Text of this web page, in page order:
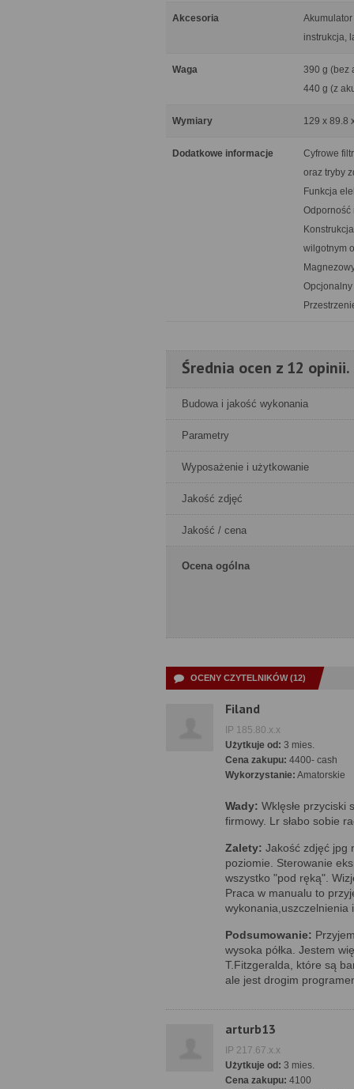
Akcesoria
instrukcja,
Waga
390 g (bez
440 g (z
Wymiary 129 x 89.8
Dodatkowe informacje
Cyfrowe
oraz tryby
Funkcja
Odporność
wilgotnym
Opcjonalny
Średnia ocen z 12 opinii.
Budowa i jakość wykonania
Parametry
Wyposażenie i użytkowanie
Jakość zdjęć
Jakość / cena
Ocena ogólna
OCENY CZYTELNIKÓW (12)
Filand
IP 185.80.x.x
Użytkuje od: 3 mies.
Cena zakupu: 4400- cash
Wykorzystanie: Amatorskie
Wady: Wklęsłe przyciski
firmowy. Lr słabo sobie
Zalety: Jakość zdjęć jpg
poziomie. Sterowanie
wszystko "pod ręką".
Praca w manualu to
wykonania,uszczelnienia
Podsumowanie:
wysoka półka. Jestem
T.Fitzgeralda, które są
ale jest drogim
arturb13
IP 217.67.x.x
Użytkuje od: 3 mies.
Cena zakupu: 4100